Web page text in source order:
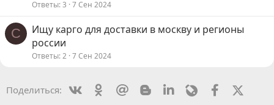
Ответы 3 7 Сен 2024
C
Ищу карго для доставки в москву и регионы
россии
Ответы 2 7 Сен 2024
Поделиться: VkontakteOdnoklassniki
Mail.ru BloggerLinkedinLivejournalFacebook